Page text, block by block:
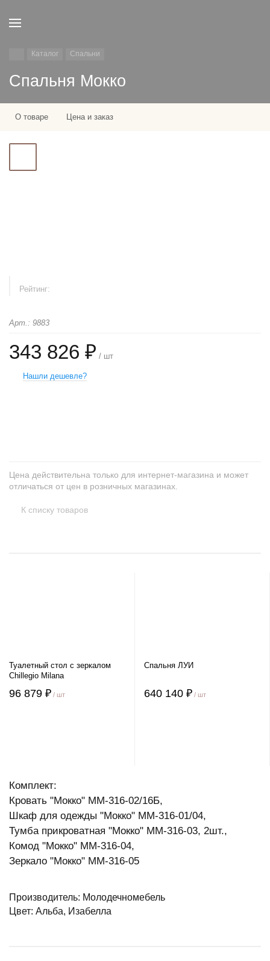
Каталог Спальни
Спальня Мокко
О товаре Цена и заказ
Рейтинг:
Арт.: 9883
343 826 ₽ / шт
Нашли дешевле?
Цена действительна только для интернет-магазина и может
отличаться от цен в розничных магазинах.
К списку товаров
Туалетный стол с зеркалом
Chillegio Milana
96 879 ₽ / шт
Спальня ЛУИ
640 140 ₽ / шт
Комплект:
Кровать "Мокко" ММ-316-02/16Б,
Шкаф для одежды "Мокко" ММ-316-01/04,
Тумба прикроватная "Мокко" ММ-316-03, 2шт.,
Комод "Мокко" ММ-316-04,
Зеркало "Мокко" ММ-316-05
Производитель: Молодечномебель
Цвет: Альба, Изабелла